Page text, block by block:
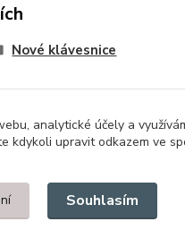
Nové klávesnice
sběr cookies.
analytické účely a
kdykoli upravit odkazem ve
Souhlasím